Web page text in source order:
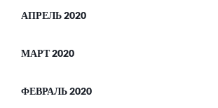
АПРЕЛЬ 2020
МАРТ 2020
ФЕВРАЛЬ 2020